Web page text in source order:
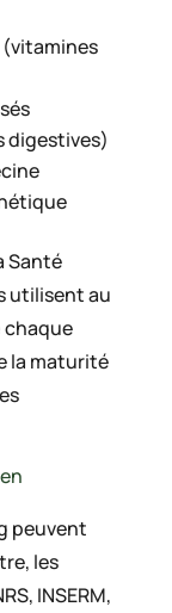
digestives)
Santé
utilisent au
chaque
la maturité
peuvent
les
INSERM,